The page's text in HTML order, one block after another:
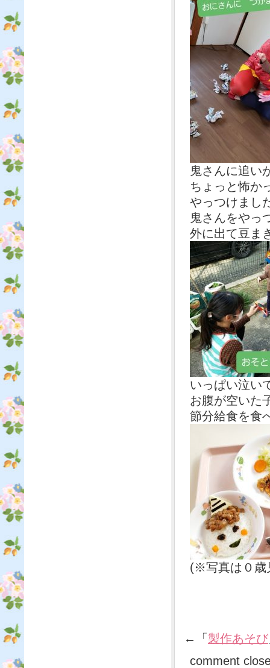
鬼さんに追い
ちょっと怖か
やっつけまし
鬼さんをやっ
外に出て豆ま
いっぱい泣い
お腹が空いた
節分給食を食
(※写真は０歳
←「 製作あそび
comment